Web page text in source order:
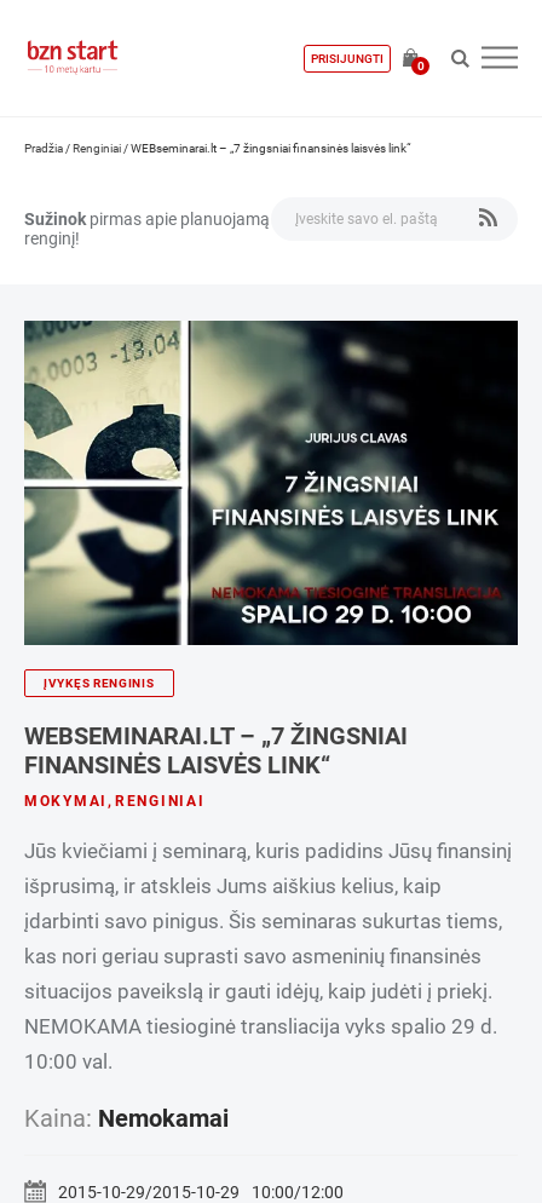
PRISIJUNGTI
0
Pradžia /Renginiai /WEBseminarai.lt – „7 žingsniai finansinės laisvės link“
Sužinok pirmas apie planuojamą
renginį!
ĮVYKĘS RENGINIS
WEBSEMINARAI.LT – „7 ŽINGSNIAI
FINANSINĖS LAISVĖS LINK“
MOKYMAI , RENGINIAI
Jūs kviečiami į seminarą, kuris padidins Jūsų finansinį
išprusimą, ir atskleis Jums aiškius kelius, kaip
įdarbinti savo pinigus. Šis seminaras sukurtas tiems,
kas nori geriau suprasti savo asmeninių finansinės
situacijos paveikslą ir gauti idėjų, kaip judėti į priekį.
NEMOKAMA tiesioginė transliacija vyks spalio 29 d.
10:00 val.
Kaina: Nemokamai
2015-10-29/2015-10-29
10:00/12:00